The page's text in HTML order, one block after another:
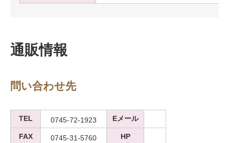
通販情報
問い合わせ先
TEL 0745-72-1923 Eメール
FAX 0745-31-5760 HP